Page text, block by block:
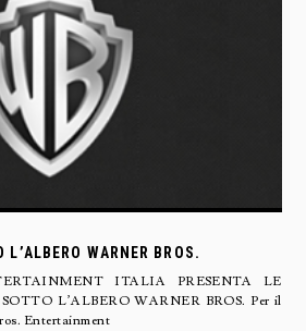
L’ALBERO WARNER BROS.
ITALIA PRESENTA LE
L’ALBERO WARNER BROS. Per il
Entertainment